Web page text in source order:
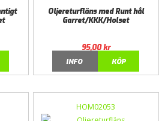
Oljereturfläns med Runt hål
Garret/KKK/Holset
95,00kr
INFO
KÖP
HOM02053